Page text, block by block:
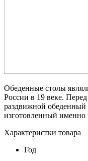
Обеденные столы
России в 19 веке.
раздвижной обеденный
изготовленный именно
Характеристки товара
Год